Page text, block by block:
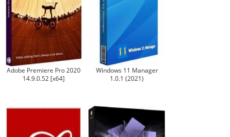
Adobe Premiere Pro 2020
14.9.0.52 [x64]
Windows 11 Manager
1.0.1 (2021)